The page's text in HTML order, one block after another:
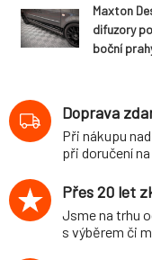
Maxton
difuzory
boční
Facelift,
lesklý plast
pro verzi
Doprava
Při nákupu
při doručení
Přes 20 let
Jsme na trhu
s výběrem či